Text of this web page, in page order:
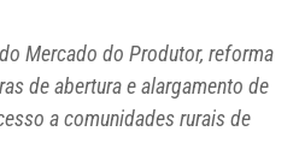
Mercado do Produtor, reforma
de abertura e alargamento de
a comunidades rurais de